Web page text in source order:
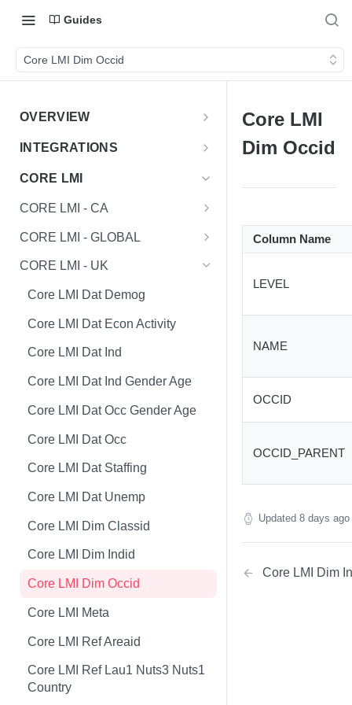
Guides
Core LMI Dim Occid
OVERVIEW
Important Note
INTEGRATIONS
Shares
CORE LMI
CORE LMI - CA
Core LMI Dat Demog
Core LMI Dat Ed
Core LMI Dat Ind
Core LMI Dat Occ
Core LMI Dat Unemp Ind
Core LMI Dat Wf Demog
Core LMI Ref Csd Cd Prov
Core LMI Ref Csd Cma
CORE LMI - GLOBAL
Core LMI Detailed Dat Ind
Core LMI Detailed Dat Occ
Core LMI Detailed Dim Ind
Core LMI Detailed Dim Occ
Core LMI Detailed Meta
Core LMI Detailed Ref Areaid
CORE LMI - UK
Core LMI Dat Demog
Core LMI Dat Econ Activity
Core LMI Dat Ind
Core LMI Dat Ind Gender Age
Core LMI Dat Occ Gender Age
Core LMI Dat Occ
Core LMI Dat Staffing
Core LMI Dat Unemp
Core LMI Dim Classid
Core LMI Dim Indid
Core LMI Dim Occid
Core LMI Meta
Core LMI Ref Areaid
Core LMI Ref Lau1 Nuts3 Nuts1
Country
Core LMI
Dim Occid
Column Name
LEVEL
NAME
OCCID
OCCID_PARENT
Updated 8 days ago
Core LMI Dim